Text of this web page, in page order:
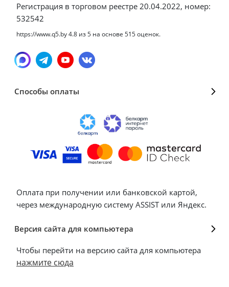
Регистрация в торговом реестре 20.04.2022, номер:
532542
https://www.q5.by4.8 из5 на основе 515оценок.
Способы оплаты
Оплата при получении или банковской картой,
через международную систему ASSIST или Яндекс.
Версия сайта для компьютера
Чтобы перейти на версию сайта для компьютера
нажмите сюда